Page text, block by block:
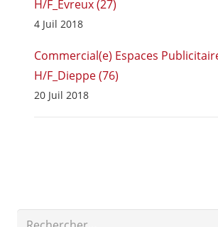
H/F_Evreux (27)
4 Juil 2018
Commercial(e) Espaces
H/F_Dieppe (76)
20 Juil 2018
Rechercher :